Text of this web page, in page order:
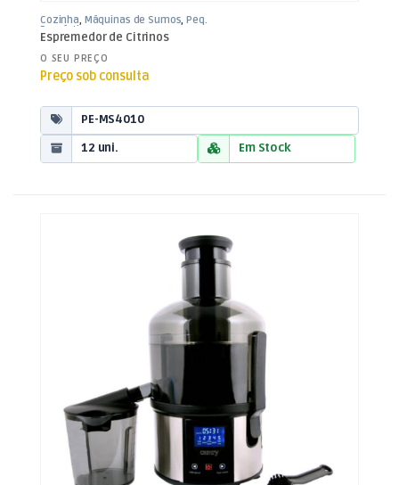
Cozinha, Máquinas de Sumos, Peq.
Domésticos
Espremedor de Citrinos
O SEU PREÇO
Preço sob consulta
PE-MS4010
12 uni.
Em Stock